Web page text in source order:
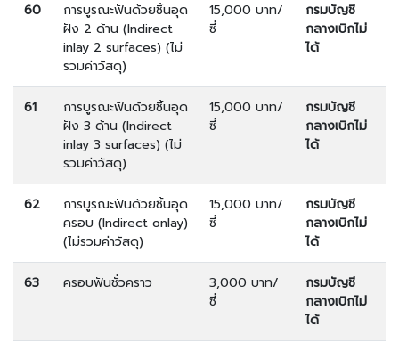
60
การบูรณะฟันด้วยชิ้นอุด
ฝัง 2 ด้าน (Indirect
inlay 2 surfaces) (ไม่
รวมค่าวัสดุ)
15,000 บาท/
ซี่
กรมบัญชี
กลางเบิกไม่
ได้
61
การบูรณะฟันด้วยชิ้นอุด
ฝัง 3 ด้าน (Indirect
inlay 3 surfaces) (ไม่
รวมค่าวัสดุ)
15,000 บาท/
ซี่
กรมบัญชี
กลางเบิกไม่
ได้
62
การบูรณะฟันด้วยชิ้นอุด
ครอบ (Indirect onlay)
(ไม่รวมค่าวัสดุ)
15,000 บาท/
ซี่
กรมบัญชี
กลางเบิกไม่
ได้
63 ครอบฟันชั่วคราว
3,000 บาท/
ซี่
กรมบัญชี
กลางเบิกไม่
ได้